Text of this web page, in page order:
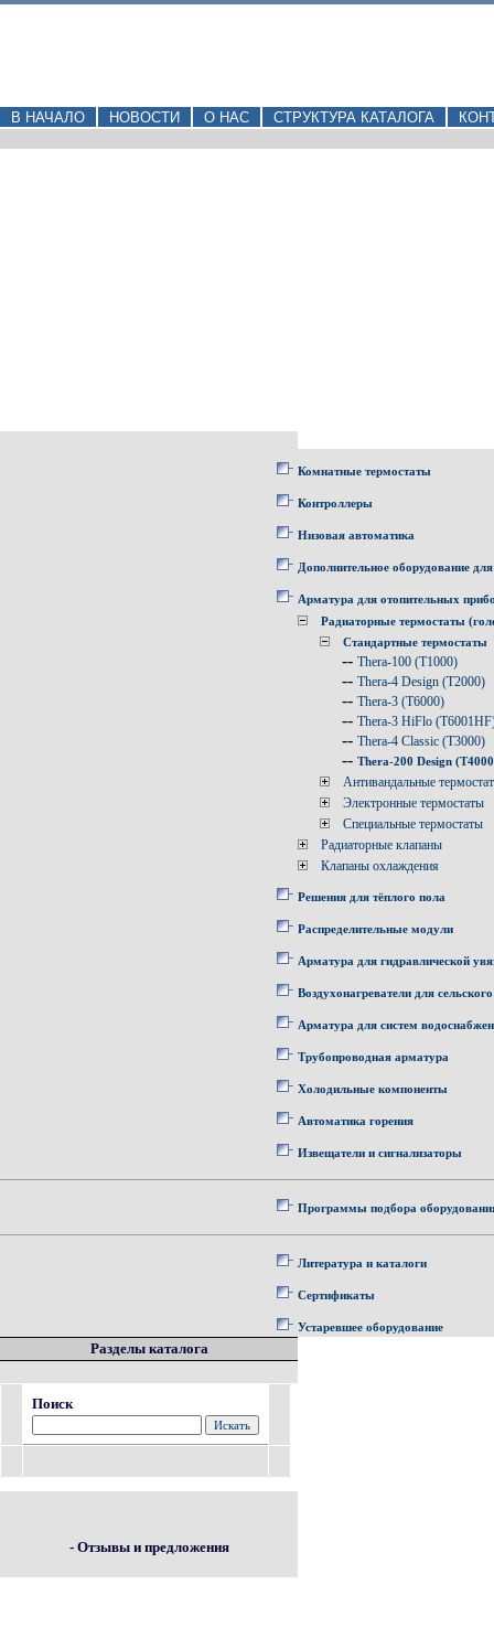
В НАЧАЛО НОВОСТИ О НАС СТРУКТУРА КАТАЛОГА
Комнатные термостаты
Контроллеры
Низовая автоматика
Дополнительное оборудование
Арматура для отопительных
Радиаторные термостаты
Стандартные термостаты
-- Thera-100 (T1000)
-- Thera-4 Design (T2000)
-- Thera-3 (T6000)
-- Thera-3 HiFlo
-- Thera-4 Classic (T3000)
-- Thera-200 Design
Антивандальные
Электронные термостаты
Специальные термостаты
Радиаторные клапаны
Клапаны охлаждения
Решения для тёплого пола
Распределительные модули
Арматура для гидравлической
Воздухонагреватели для
Арматура для систем
Трубопроводная арматура
Холодильные компоненты
Автоматика горения
Извещатели и сигнализаторы
Программы подбора
Литература и каталоги
Сертификаты
Устаревшее оборудование
Разделы каталога
Поиск
- Отзывы и предложения